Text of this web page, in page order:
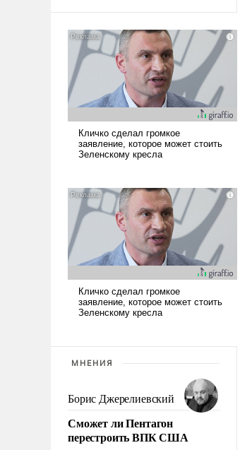
МНЕНИЯ
Борис Джерелиевский
Сможет ли Пентагон
перестроить ВПК США